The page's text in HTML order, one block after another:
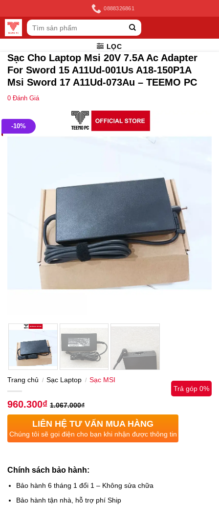
to
content
0888326861
Tìm
kiếm:
LỌC
Sạc Cho Laptop Msi 20V 7.5A Ac Adapter
For Sword 15 A11Ud-001Us A18-150P1A
Msi Sword 17 A11Ud-073Au – TEEMO PC
0 Đánh Giá
-10%
Trang chủ / Sạc Laptop / Sạc MSI
960.300₫ 1.067.000₫
Trả góp 0%
LIÊN HỆ TƯ VẤN MUA HÀNG
Chúng tôi sẽ gọi điện cho bạn khi nhận được thông tin
Chính sách bảo hành:
Bảo hành 6 tháng 1 đổi 1 – Không sửa chữa
Bảo hành tận nhà, hỗ trợ phí Ship